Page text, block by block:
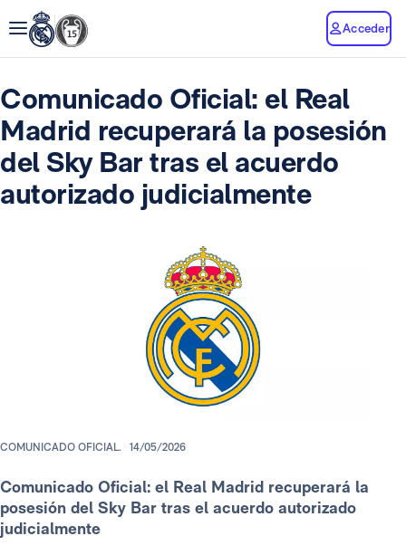
Acceder
Comunicado Oficial: el Real
Madrid recuperará la posesión
del Sky Bar tras el acuerdo
autorizado judicialmente
COMUNICADO OFICIAL. 14/05/2026
Comunicado Oficial: el Real Madrid recuperará la
posesión del Sky Bar tras el acuerdo autorizado
judicialmente